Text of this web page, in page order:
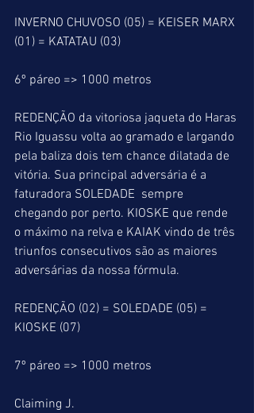
INVERNO CHUVOSO (05) = KEISER MARX
(01) = KATATAU (03)
6º páreo => 1000 metros
REDENÇÃO da vitoriosa jaqueta do Haras
Rio Iguassu volta ao gramado e largando
pela baliza dois tem chance dilatada de
vitória. Sua principal adversária é a
faturadora SOLEDADE  sempre
chegando por perto. KIOSKE que rende
o máximo na relva e KAIAK vindo de três
triunfos consecutivos são as maiores
adversárias da nossa fórmula.
REDENÇÃO (02) = SOLEDADE (05) =
KIOSKE (07)
7º páreo => 1000 metros
Claiming J.